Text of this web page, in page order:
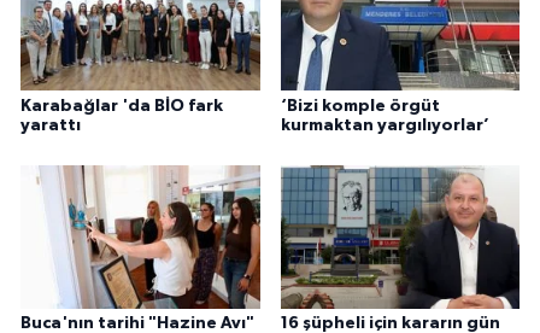
Karabağlar 'da BİO fark
yarattı
‘Bizi komple örgüt
kurmaktan yargılıyorlar’
Buca'nın tarihi "Hazine Avı" 16 şüpheli için kararın gün